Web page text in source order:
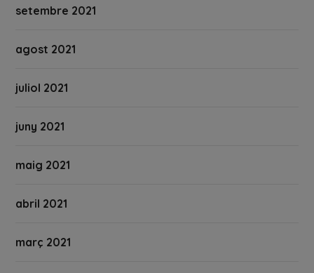
setembre 2021
agost 2021
juliol 2021
juny 2021
maig 2021
abril 2021
març 2021